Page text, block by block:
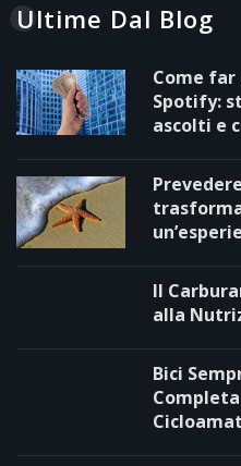
Ultime Dal Blog
Come far
Spotify:
ascolti e
Il
alla
Bici